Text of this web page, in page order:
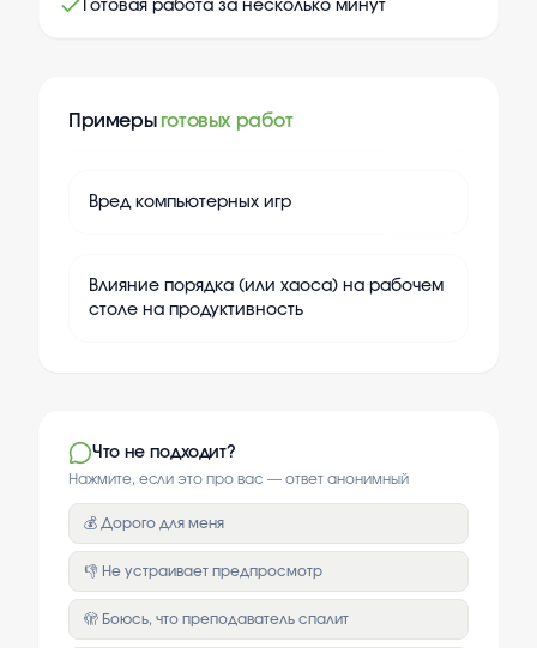
Готовая работа за несколько минут
Примеры готовых работ
Вред компьютерных игр
Влияние порядка (или хаоса) на рабочем
столе на продуктивность
Что не подходит?
Нажмите, если это про вас — ответ анонимный
💰 Дорого для меня
👎 Не устраивает предпросмотр
🫣 Боюсь, что преподаватель спалит